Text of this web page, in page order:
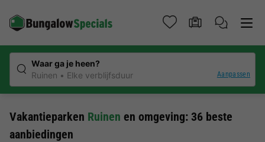
Waar ga je heen?
Ruinen
Elke verblijfsduur Aanpassen
Vakantieparken Ruinen en omgeving: 36 beste
aanbiedingen